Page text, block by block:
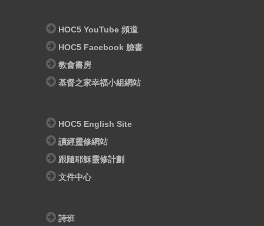
HOC5 YouTube 頻道
HOC5 Facebook 臉書
教會書房
基督之家幸福小組網站
HOC5 English Site
讀經靈修網站
跟隨耶穌靈修計劃
文件中心
詩班